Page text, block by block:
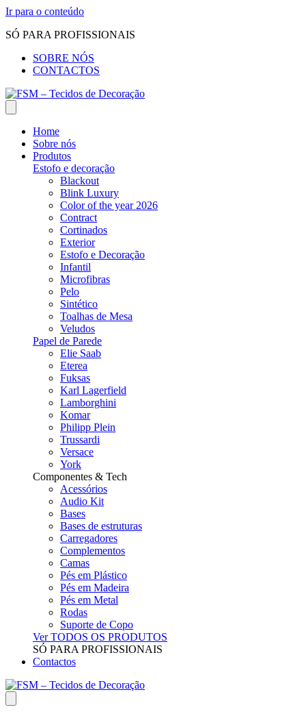
Ir para o conteúdo
SÓ PARA PROFISSIONAIS
SOBRE NÓS
CONTACTOS
Home
Sobre nós
Produtos
Estofo e decoração
Blackout
Blink Luxury
Color of the year 2026
Contract
Cortinados
Exterior
Estofo e Decoração
Infantil
Microfibras
Pelo
Sintético
Toalhas de Mesa
Veludos
Papel de Parede
Elie Saab
Eterea
Fuksas
Karl Lagerfield
Lamborghini
Komar
Philipp Plein
Trussardi
Versace
York
Componentes & Tech
Acessórios
Audio Kit
Bases
Bases de estruturas
Carregadores
Complementos
Camas
Pés em Plástico
Pés em Madeira
Pés em Metal
Rodas
Suporte de Copo
Ver TODOS OS PRODUTOS
SÓ PARA PROFISSIONAIS
Contactos